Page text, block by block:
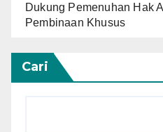
Dukung Pemenuhan Hak
Pembinaan Khusus
Cari